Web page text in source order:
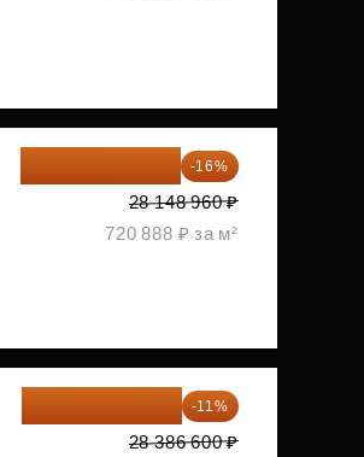
-16%
28 148 960 ₽
720 888 ₽ за м²
-11%
28 386 600 ₽